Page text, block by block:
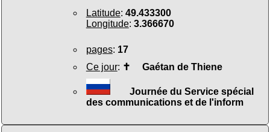
Latitude: 49.433300
Longitude: 3.366670
pages: 17
Ce jour: ✝ Gaétan de Thiene
Journée du Service spécial
des communications et de l'inform